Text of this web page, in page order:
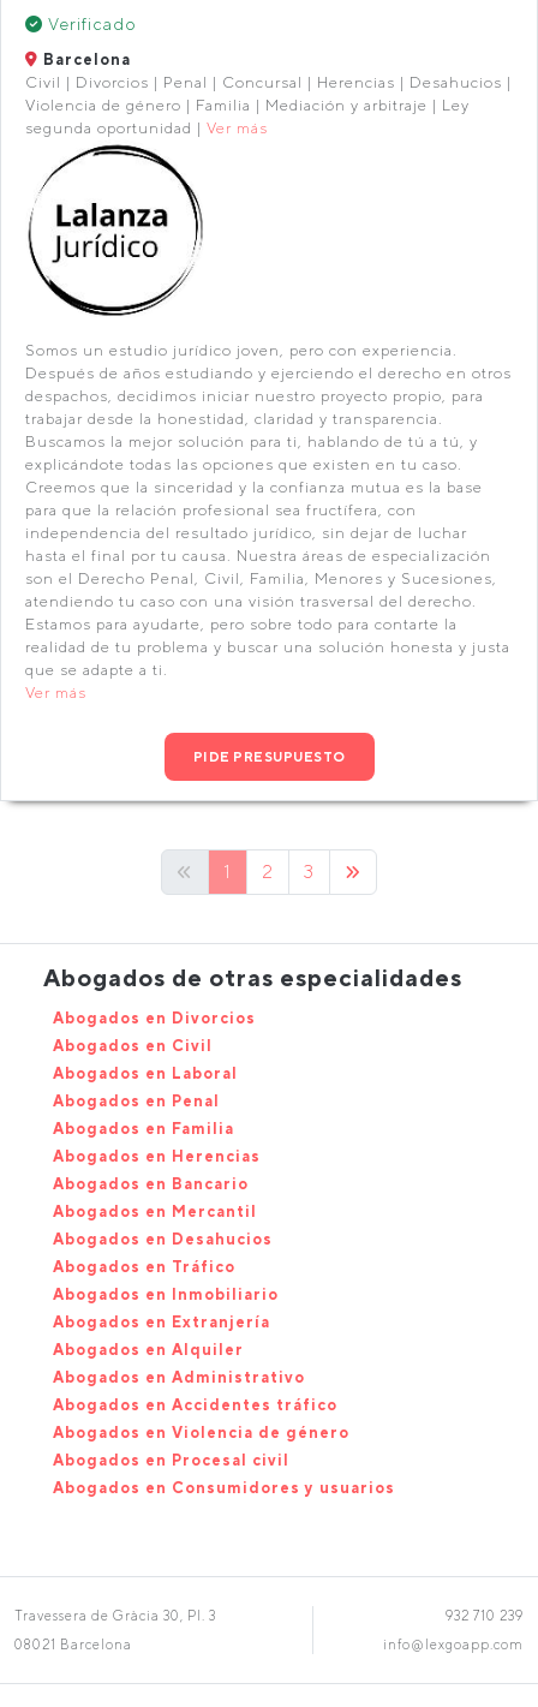
Verificado
Barcelona
Civil | Divorcios | Penal | Concursal | Herencias | Desahucios |
Violencia de género | Familia | Mediación y arbitraje | Ley
segunda oportunidad | Ver más
Somos un estudio jurídico joven, pero con experiencia.
Después de años estudiando y ejerciendo el derecho en otros
despachos, decidimos iniciar nuestro proyecto propio, para
trabajar desde la honestidad, claridad y transparencia.
Buscamos la mejor solución para ti, hablando de tú a tú, y
explicándote todas las opciones que existen en tu caso.
Creemos que la sinceridad y la confianza mutua es la base
para que la relación profesional sea fructífera, con
independencia del resultado jurídico, sin dejar de luchar
hasta el final por tu causa. Nuestra áreas de especialización
son el Derecho Penal, Civil, Familia, Menores y Sucesiones,
atendiendo tu caso con una visión trasversal del derecho.
Estamos para ayudarte, pero sobre todo para contarte la
realidad de tu problema y buscar una solución honesta y justa
que se adapte a ti.
Ver más
PIDE PRESUPUESTO
1 2 3
Abogados de otras especialidades
Abogados en Divorcios
Abogados en Civil
Abogados en Laboral
Abogados en Penal
Abogados en Familia
Abogados en Herencias
Abogados en Bancario
Abogados en Mercantil
Abogados en Desahucios
Abogados en Tráfico
Abogados en Inmobiliario
Abogados en Extranjería
Abogados en Alquiler
Abogados en Administrativo
Abogados en Accidentes tráfico
Abogados en Violencia de género
Abogados en Procesal civil
Abogados en Consumidores y usuarios
Travessera de Gràcia 30, Pl. 3
08021 Barcelona
932 710 239
info@lexgoapp.com